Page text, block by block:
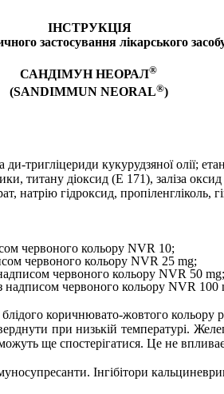
ІНСТРУКЦІЯ
застосування лікарського
САНДІМУН НЕОРАЛ®
(SANDIMMUN NEORAL®)
ди-тригліцериди кукурудзяної олії;
титану діоксид (Е 171), заліза
натрію гідроксид, пропіленгліколь,
червоного кольору NVR 10;
червоного кольору NVR 25 mg;
червоного кольору NVR 50 mg;
надписом червоного кольору NVR 100
коричнювато-жовтого кольору
при низькій температурі.
ще спостерігатися. Це не
Інгібітори